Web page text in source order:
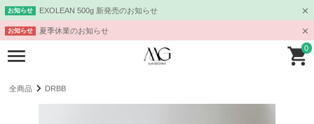
お知らせ EXOLEAN 500g 新発売のお知らせ
お知らせ 夏季休業のお知らせ
0
全商品 DRBB